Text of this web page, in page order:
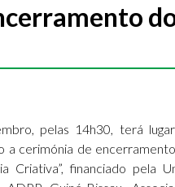
pelas 14h30, terá
a cerimónia de
Criativa”, financiado pela